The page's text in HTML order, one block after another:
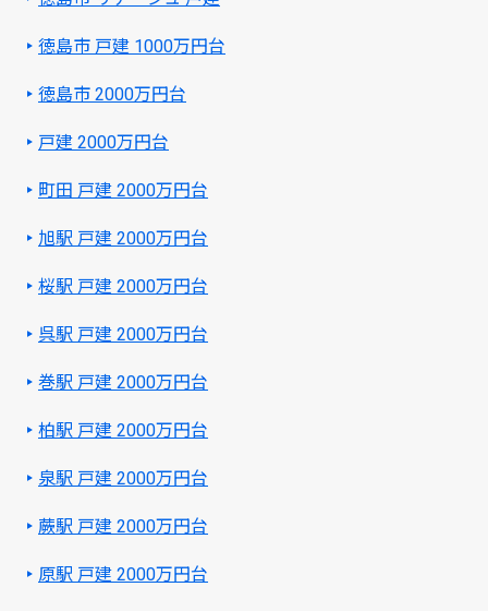
徳島市 戸建 1000万円台
徳島市 2000万円台
戸建 2000万円台
町田 戸建 2000万円台
旭駅 戸建 2000万円台
桜駅 戸建 2000万円台
呉駅 戸建 2000万円台
巻駅 戸建 2000万円台
柏駅 戸建 2000万円台
泉駅 戸建 2000万円台
蕨駅 戸建 2000万円台
原駅 戸建 2000万円台